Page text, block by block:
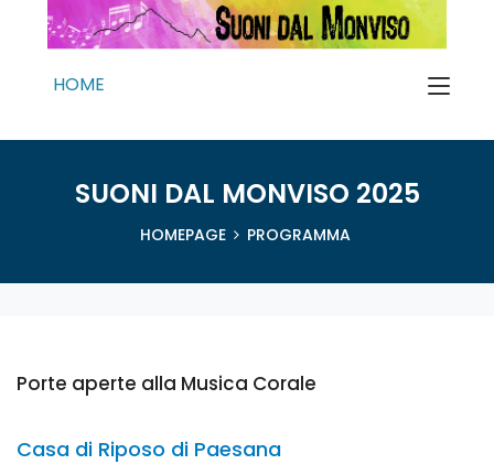
HOME
SUONI DAL MONVISO 2025
HOMEPAGE PROGRAMMA
Porte aperte alla Musica Corale
Casa di Riposo di Paesana